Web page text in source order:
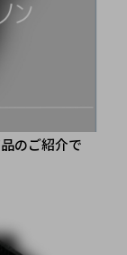
のご紹介で